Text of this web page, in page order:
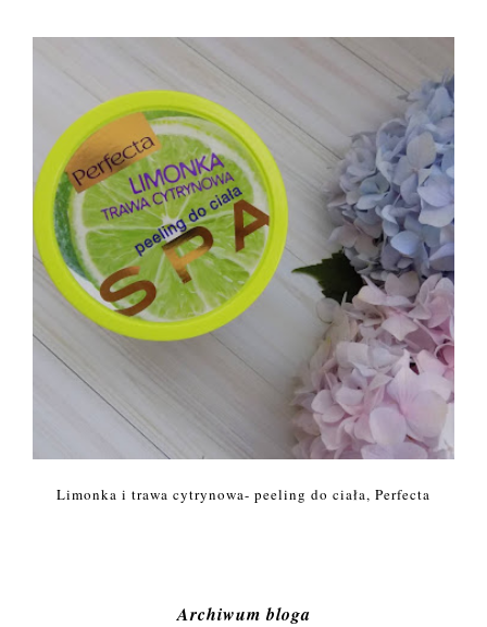
Limonka i trawa cytrynowa- peeling do ciała, Perfecta
Archiwum bloga